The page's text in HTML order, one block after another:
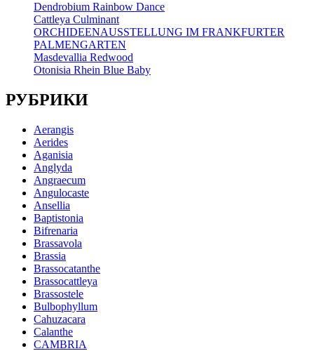
Dendrobium Rainbow Dance
Cattleya Culminant
ORCHIDEENAUSSTELLUNG IM FRANKFURTER
PALMENGARTEN
Masdevallia Redwood
Otonisia Rhein Blue Baby
РУБРИКИ
Aerangis
Aerides
Aganisia
Anglyda
Angraecum
Angulocaste
Ansellia
Baptistonia
Bifrenaria
Brassavola
Brassia
Brassocatanthe
Brassocattleya
Brassostele
Bulbophyllum
Cahuzacara
Calanthe
CAMBRIA